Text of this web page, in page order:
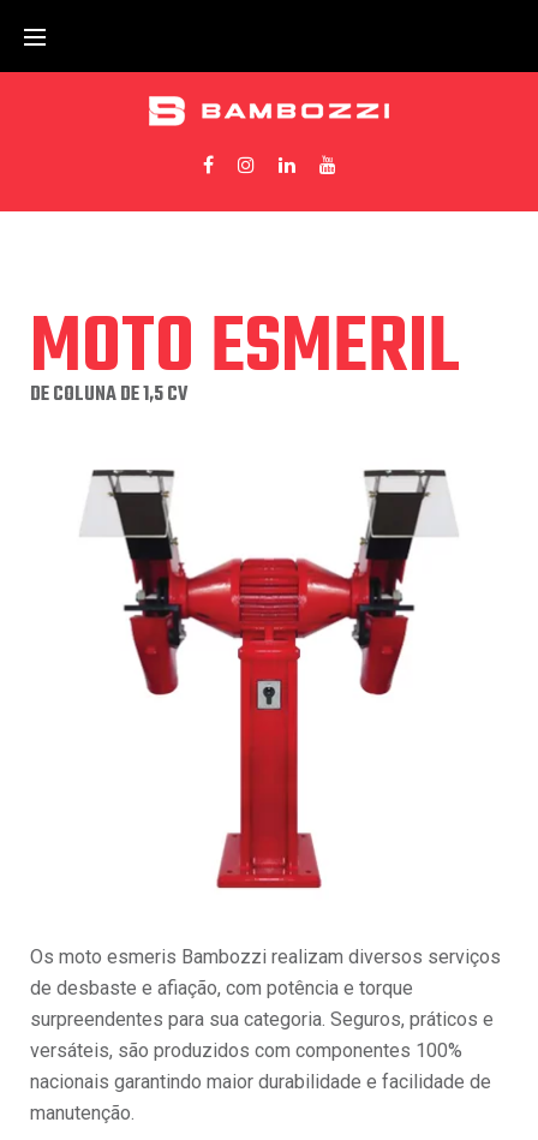
MOTO ESMERIL
DE COLUNA DE 1,5 CV
Os moto esmeris Bambozzi realizam diversos serviços
de desbaste e afiação, com potência e torque
surpreendentes para sua categoria. Seguros, práticos e
versáteis, são produzidos com componentes 100%
nacionais garantindo maior durabilidade e facilidade de
manutenção.